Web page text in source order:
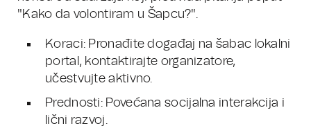
"Kako da volontiram u Šapcu?".
Koraci: Pronađite događaj na šabac lokalni
portal, kontaktirajte organizatore,
učestvujte aktivno.
Prednosti: Povećana socijalna interakcija i
lični razvoj.